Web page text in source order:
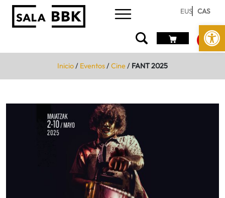
Abrir
EUS CAS
Inicio/ Eventos/Cine/ FANT 2025